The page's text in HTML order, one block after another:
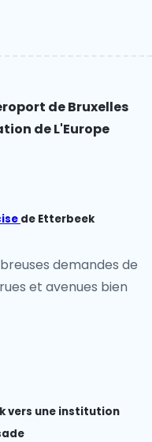
de Bruxelles
de L'Europe
de Etterbeek
demandes de
et avenues bien
vers une institution